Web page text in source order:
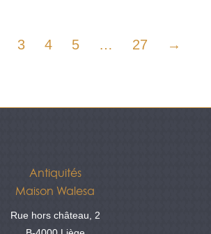
3 4 5 … 27 →
Antiquités
Maison Walesa
Rue hors château, 2